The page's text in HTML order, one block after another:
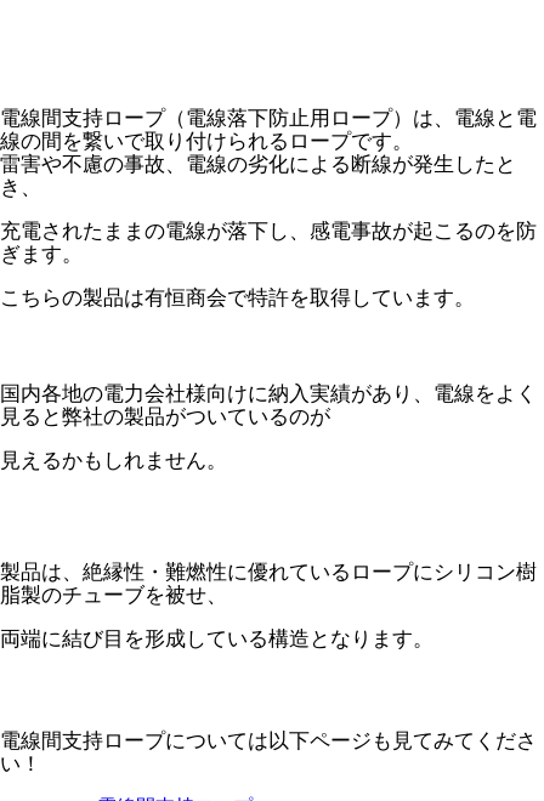
電線間支持ロープ（電線落下防止用ロープ）は、電線と電
線の間を繋いで取り付けられるロープです。
雷害や不慮の事故、電線の劣化による断線が発生したと
き、
充電されたままの電線が落下し、感電事故が起こるのを防
ぎます。
こちらの製品は有恒商会で特許を取得しています。
国内各地の電力会社様向けに納入実績があり、電線をよく
見ると弊社の製品がついているのが
見えるかもしれません。
製品は、絶縁性・難燃性に優れているロープにシリコン樹
脂製のチューブを被せ、
両端に結び目を形成している構造となります。
電線間支持ロープについては以下ページも見てみてくださ
い！